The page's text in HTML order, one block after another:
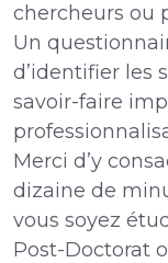
chercheurs ou
Un
d’identifier les
savoir-faire
Merci d’y
dizaine de
vous soyez
Post-Doctorat